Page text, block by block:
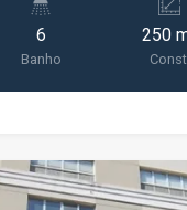
ideal para
como clínica médica,
centro de
Espelhos instalados,
necessitam de
6
Banho
250
Const.